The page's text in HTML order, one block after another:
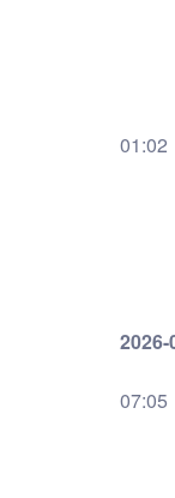
01:02
2026-
07:05